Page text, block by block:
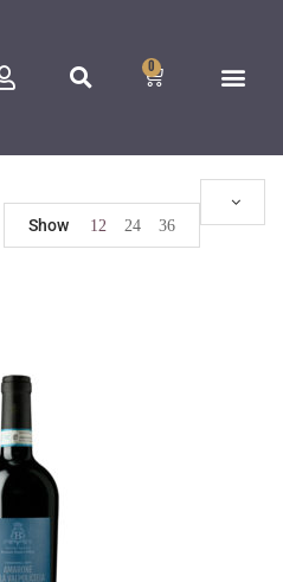
0
Show 12 24 36